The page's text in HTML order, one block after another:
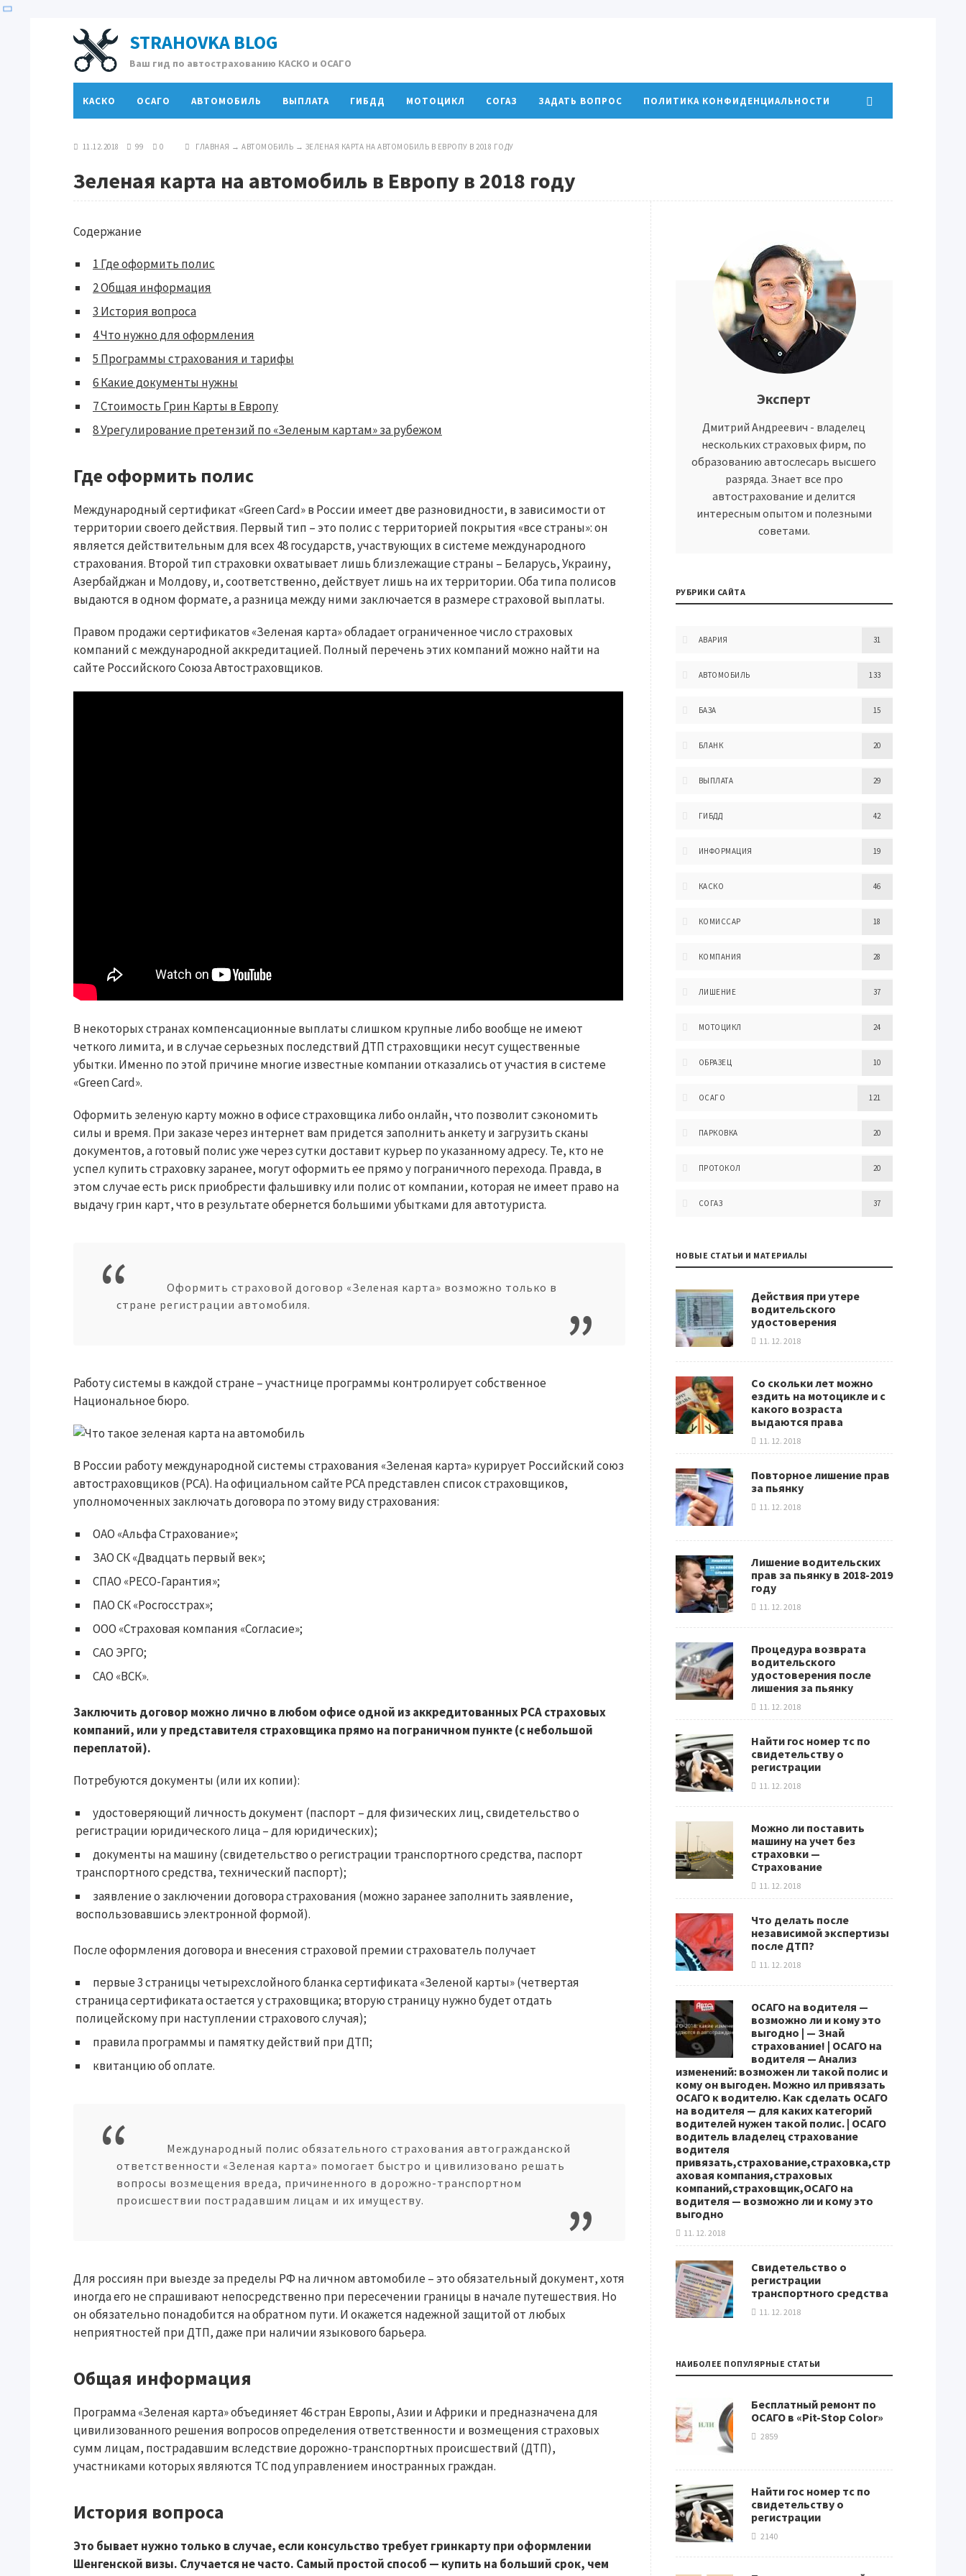
STRAHOVKA BLOG
Ваш гид по автострахованию КАСКО и ОСАГО
КАСКО ОСАГО АВТОМОБИЛЬ ВЫПЛАТА ГИБДД МОТОЦИКЛ СОГАЗ ЗАДАТЬ ВОПРОС ПОЛИТИКА КОНФИДЕНЦИАЛЬНОСТИ
11.12.2018 99 0 ГЛАВНАЯ → АВТОМОБИЛЬ → ЗЕЛЕНАЯ КАРТА НА АВТОМОБИЛЬ В ЕВРОПУ В 2018 ГОДУ
Зеленая карта на автомобиль в Европу в 2018 году
Содержание
1 Где оформить полис
2Общая информация
3 История вопроса
4Что нужно для оформления
5 Программы страхования и тарифы
6Какие документы нужны
7Стоимость Грин Карты в Европу
8Урегулирование претензий по «Зеленым картам» за рубежом
Где оформить полис
Международный сертификат «Green Card» в России имеет две разновидности, в зависимости от
территории своего действия. Первый тип – это полис с территорией покрытия «все страны»: он
является действительным для всех 48 государств, участвующих в системе международного
страхования. Второй тип страховки охватывает лишь близлежащие страны – Беларусь, Украину,
Азербайджан и Молдову, и, соответственно, действует лишь на их территории. Оба типа полисов
выдаются в одном формате, а разница между ними заключается в размере страховой выплаты.
Правом продажи сертификатов «Зеленая карта» обладает ограниченное число страховых
компаний с международной аккредитацией. Полный перечень этих компаний можно найти на
сайте Российского Союза Автостраховщиков.
В некоторых странах компенсационные выплаты слишком крупные либо вообще не имеют
четкого лимита, и в случае серьезных последствий ДТП страховщики несут существенные
убытки. Именно по этой причине многие известные компании отказались от участия в системе
«Green Card».
Оформить зеленую карту можно в офисе страховщика либо онлайн, что позволит сэкономить
силы и время. При заказе через интернет вам придется заполнить анкету и загрузить сканы
документов, а готовый полис уже через сутки доставит курьер по указанному адресу. Те, кто не
успел купить страховку заранее, могут оформить ее прямо у пограничного перехода. Правда, в
этом случае есть риск приобрести фальшивку или полис от компании, которая не имеет право на
выдачу грин карт, что в результате обернется большими убытками для автотуриста.
Оформить страховой договор «Зеленая карта» возможно только в
стране регистрации автомобиля.
Работу системы в каждой стране – участнице программы контролирует собственное
Национальное бюро.
В России работу международной системы страхования «Зеленая карта» курирует Российский союз
автостраховщиков (РСА). На официальном сайте РСА представлен список страховщиков,
уполномоченных заключать договора по этому виду страхования:
ОАО «Альфа Страхование»;
ЗАО СК «Двадцать первый век»;
СПАО «РЕСО-Гарантия»;
ПАО СК «Росгосстрах»;
ООО «Страховая компания «Согласие»;
САО ЭРГО;
САО «ВСК».
Заключить договор можно лично в любом офисе одной из аккредитованных РСА страховых
компаний, или у представителя страховщика прямо на пограничном пункте (с небольшой
переплатой).
Потребуются документы (или их копии):
удостоверяющий личность документ (паспорт – для физических лиц, свидетельство о
регистрации юридического лица – для юридических);
документы на машину (свидетельство о регистрации транспортного средства, паспорт
транспортного средства, технический паспорт);
заявление о заключении договора страхования (можно заранее заполнить заявление,
воспользовавшись электронной формой).
После оформления договора и внесения страховой премии страхователь получает
первые 3 страницы четырехслойного бланка сертификата «Зеленой карты» (четвертая
страница сертификата остается у страховщика; вторую страницу нужно будет отдать
полицейскому при наступлении страхового случая);
правила программы и памятку действий при ДТП;
квитанцию об оплате.
Международный полис обязательного страхования автогражданской
ответственности «Зеленая карта» помогает быстро и цивилизовано решать
вопросы возмещения вреда, причиненного в дорожно-транспортном
происшествии пострадавшим лицам и их имуществу.
Для россиян при выезде за пределы РФ на личном автомобиле – это обязательный документ, хотя
иногда его не спрашивают непосредственно при пересечении границы в начале путешествия. Но
он обязательно понадобится на обратном пути. И окажется надежной защитой от любых
неприятностей при ДТП, даже при наличии языкового барьера.
Общая информация
Программа «Зеленая карта» объединяет 46 стран Европы, Азии и Африки и предназначена для
цивилизованного решения вопросов определения ответственности и возмещения страховых
сумм лицам, пострадавшим вследствие дорожно-транспортных происшествий (ДТП),
участниками которых являются ТС под управлением иностранных граждан.
История вопроса
Это бывает нужно только в случае, если консульство требует гринкарту при оформлении
Шенгенской визы. Случается не часто. Самый простой способ — купить на больший срок, чем
Эксперт
Дмитрий Андреевич - владелец
нескольких страховых фирм, по
образованию автослесарь высшего
разряда. Знает все про
автострахование и делится
интересным опытом и полезными
советами.
РУБРИКИ САЙТА
АВАРИЯ 31
АВТОМОБИЛЬ 133
БАЗА 15
БЛАНК 20
ВЫПЛАТА 29
ГИБДД 42
ИНФОРМАЦИЯ 19
КАСКО 46
КОМИССАР 18
КОМПАНИЯ 28
ЛИШЕНИЕ 37
МОТОЦИКЛ 24
ОБРАЗЕЦ 10
ОСАГО 121
ПАРКОВКА 20
ПРОТОКОЛ 20
СОГАЗ 37
НОВЫЕ СТАТЬИ И МАТЕРИАЛЫ
Действия при утере
водительского
удостоверения
11. 12. 2018
Со скольки лет можно
ездить на мотоцикле и с
какого возраста
выдаются права
11. 12. 2018
Повторное лишение прав
за пьянку
11. 12. 2018
Лишение водительских
прав за пьянку в 2018-2019
году
11. 12. 2018
Процедура возврата
водительского
удостоверения после
лишения за пьянку
11. 12. 2018
Найти гос номер тс по
свидетельству о
регистрации
11. 12. 2018
Можно ли поставить
машину на учет без
страховки —
Страхование
11. 12. 2018
Что делать после
независимой экспертизы
после ДТП?
11. 12. 2018
ОСАГО на водителя —
возможно ли и кому это
выгодно | — Знай
страхование! | ОСАГО на
водителя — Анализ
изменений: возможен ли такой полис и
кому он выгоден. Можно ил привязать
ОСАГО к водителю. Как сделать ОСАГО
на водителя — для каких категорий
водителей нужен такой полис. | ОСАГО
водитель владелец страхование
водителя
привязать,страхование,страховка,стр
аховая компания,страховых
компаний,страховщик,ОСАГО на
водителя — возможно ли и кому это
выгодно
11. 12. 2018
Свидетельство о
регистрации
транспортного средства
11. 12. 2018
НАИБОЛЕЕ ПОПУЛЯРНЫЕ СТАТЬИ
Бесплатный ремонт по
ОСАГО в «Pit-Stop Color»
2859
Найти гос номер тс по
свидетельству о
регистрации
2140